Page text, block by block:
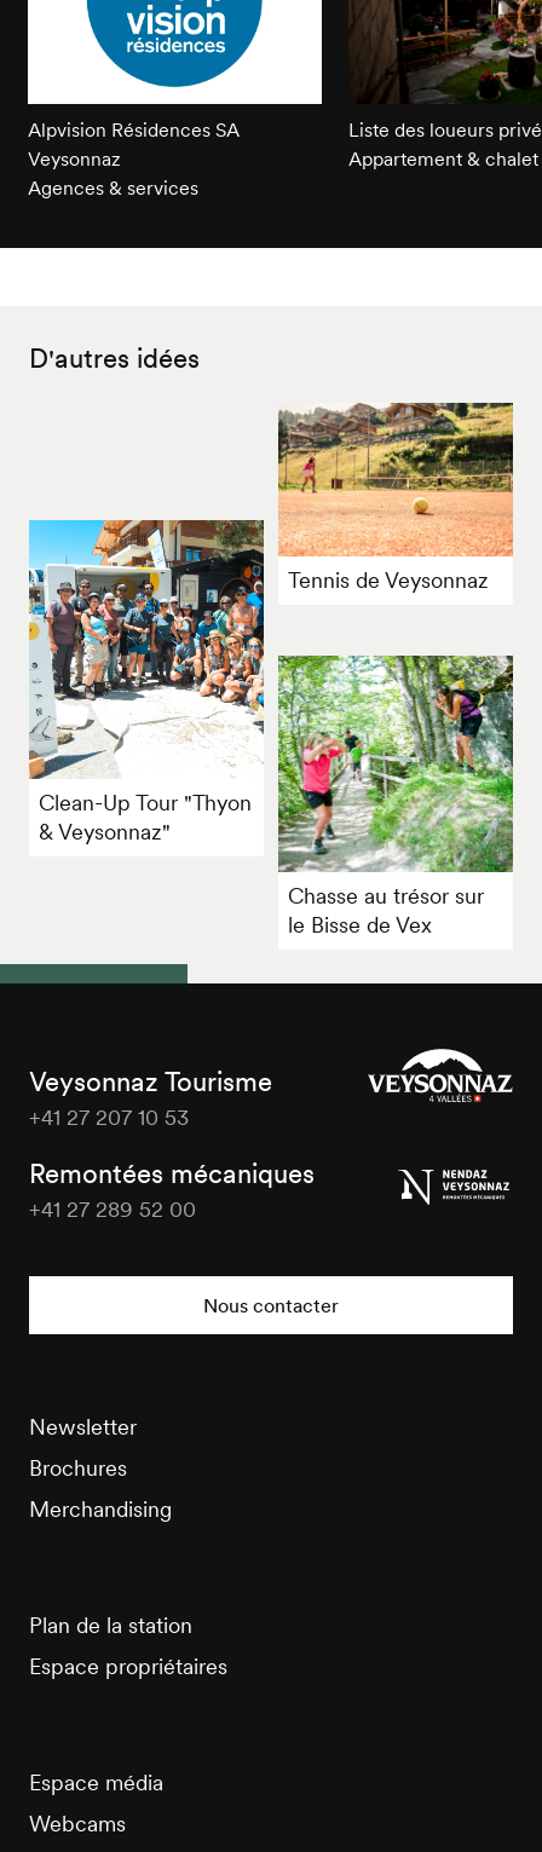
Alpvision Résidences SA
Veysonnaz
Agences & services
Liste des loueurs
Appartement & chalet
D'autres idées
Tennis de Veysonnaz
Clean-Up Tour "Thyon
& Veysonnaz"
Chasse au trésor sur
le Bisse de Vex
Veysonnaz Tourisme
+41 27 207 10 53
Remontées mécaniques
+41 27 289 52 00
Nous contacter
Newsletter
Brochures
Merchandising
Plan de la station
Espace propriétaires
Espace média
Webcams